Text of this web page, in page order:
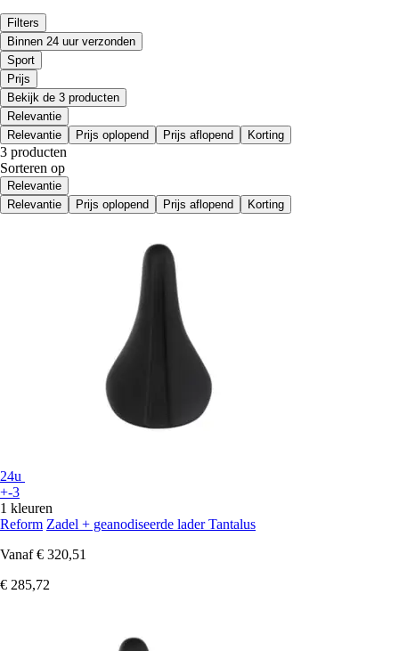
Filters
Binnen 24 uur verzonden
Sport
Prijs
Bekijk de 3 producten
Relevantie
Relevantie
Prijs oplopend Prijs aflopend Korting
3 producten
Sorteren op
Relevantie
Relevantie
Prijs oplopend Prijs aflopend Korting
24u
+-3
1 kleuren
Reform Zadel + geanodiseerde lader Tantalus
Vanaf € 320,51
€ 285,72